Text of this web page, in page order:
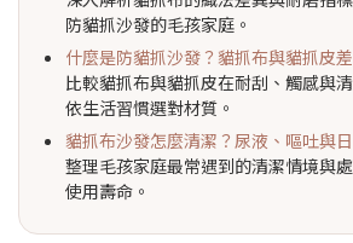
防貓抓沙發的毛孩家庭。
什麼是防貓抓沙發？貓抓布與貓抓皮
比較貓抓布與貓抓皮在耐刮、觸感與
依生活習慣選對材質。
貓抓布沙發怎麼清潔？尿液、嘔吐與
整理毛孩家庭最常遇到的清潔情境與
使用壽命。